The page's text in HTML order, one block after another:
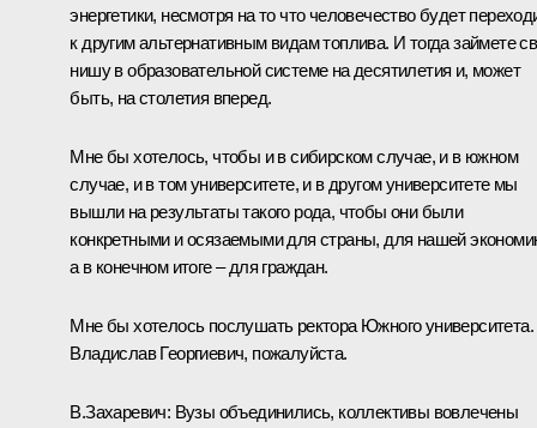
энергетики, несмотря на то что человечество будет
к другим альтернативным видам топлива. И тогда займете
нишу в образовательной системе на десятилетия и, может
быть, на столетия вперед.
Мне бы хотелось, чтобы и в сибирском случае, и в южном
случае, и в том университете, и в другом университете мы
вышли на результаты такого рода, чтобы они были
конкретными и осязаемыми для страны, для нашей
а в конечном итоге – для граждан.
Мне бы хотелось послушать ректора Южного университета.
Владислав Георгиевич, пожалуйста.
В.Захаревич: Вузы объединились, коллективы вовлечены